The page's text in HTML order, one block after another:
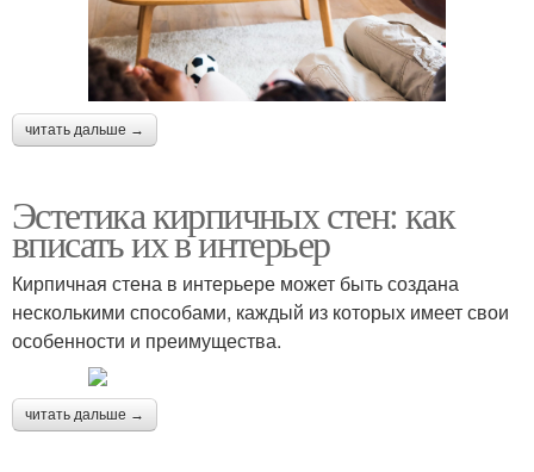
читать дальше →
Эстетика кирпичных стен: как
вписать их в интерьер
Кирпичная стена в интерьере может быть создана
несколькими способами, каждый из которых имеет свои
особенности и преимущества.
читать дальше →